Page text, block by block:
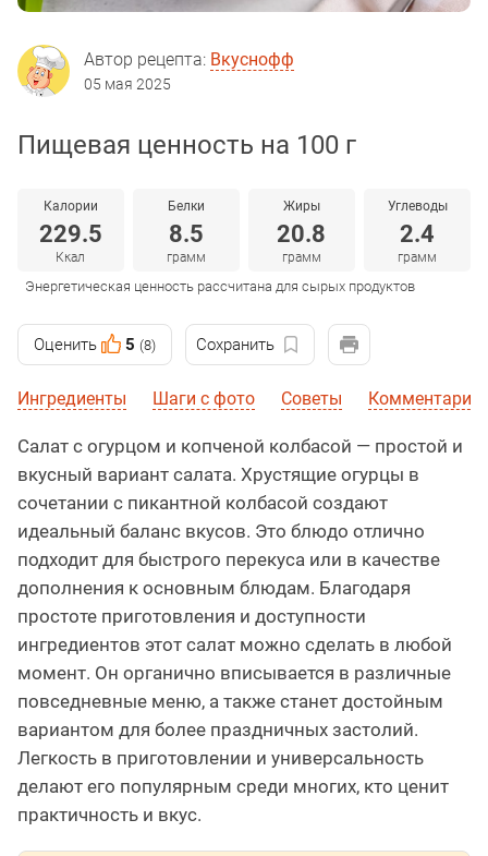
Автор рецепта: Вкуснофф
05 мая 2025
Пищевая ценность на 100 г
Калории
229.5
Ккал
Белки
8.5
грамм
Жиры
20.8
грамм
Углеводы
2.4
грамм
Энергетическая ценность рассчитана для сырых продуктов
Оценить 5 (8) Сохранить
Ингредиенты Шаги с фото Советы Комментарии
Салат с огурцом и копченой колбасой — простой и
вкусный вариант салата. Хрустящие огурцы в
сочетании с пикантной колбасой создают
идеальный баланс вкусов. Это блюдо отлично
подходит для быстрого перекуса или в качестве
дополнения к основным блюдам. Благодаря
простоте приготовления и доступности
ингредиентов этот салат можно сделать в любой
момент. Он органично вписывается в различные
повседневные меню, а также станет достойным
вариантом для более праздничных застолий.
Легкость в приготовлении и универсальность
делают его популярным среди многих, кто ценит
практичность и вкус.